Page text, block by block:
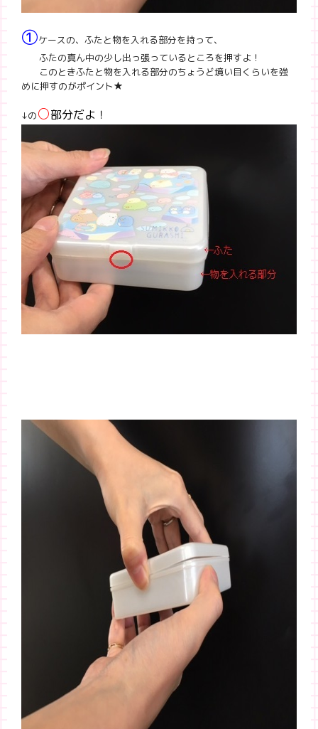
①ケースの、ふたと物を入れる部分を持って、
ふたの真ん中の少し出っ張っているところを押すよ！
このときふたと物を入れる部分のちょうど境い目くらいを強
めに押すのがポイント★
↓の○部分だよ！